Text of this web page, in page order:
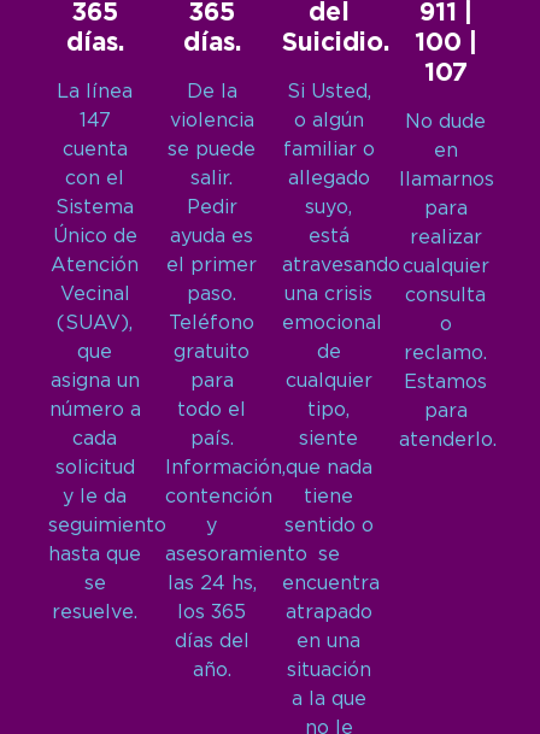
365
días.
La línea
147
cuenta
con el
Sistema
Único de
Atención
Vecinal
(SUAV),
que
asigna un
número a
cada
solicitud
y le da
seguimiento
hasta que
se
resuelve.
365
días.
De la
violencia
se puede
salir.
Pedir
ayuda es
el primer
paso.
Teléfono
gratuito
para
todo el
país.
Información,
contención
y
asesoramiento
las 24 hs,
los 365
días del
año.
del
Suicidio.
Si Usted,
o algún
familiar o
allegado
suyo,
está
atravesando
una crisis
emocional
de
cualquier
tipo,
siente
que nada
tiene
sentido o
se
encuentra
atrapado
en una
situación
a la que
no le
911 |
100 |
107
No dude
en
llamarnos
para
realizar
cualquier
consulta
o
reclamo.
Estamos
para
atenderlo.